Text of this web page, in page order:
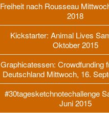
Freiheit nach Rousseau
2018
Kickstarter: Animal Lives
Oktober 2015
Graphicatessen: Crowdfunding
Deutschland Mittwoch, 16.
#30tagesketchnotechallenge
Juni 2015